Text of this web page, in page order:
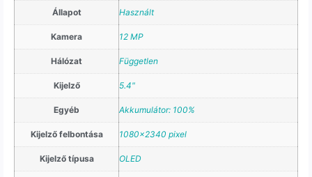
Állapot Használt
Kamera 12 MP
Hálózat Független
Kijelző 5.4"
Egyéb Akkumulátor: 100%
Kijelző felbontása 1080×2340 pixel
Kijelző típusa OLED